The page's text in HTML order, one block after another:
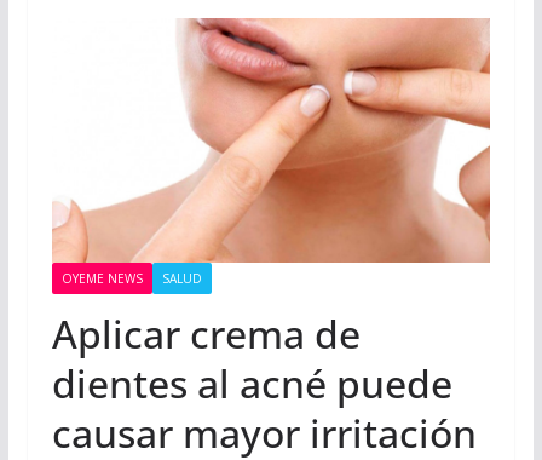
OYEME NEWS SALUD
Aplicar crema de
dientes al acné puede
causar mayor irritación